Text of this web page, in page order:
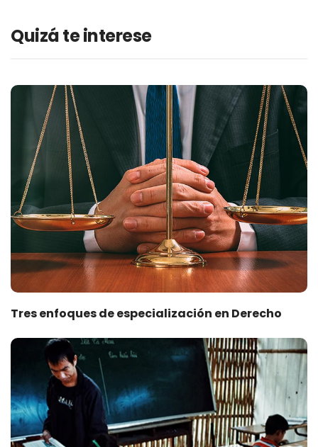
Quizá te interese
Tres enfoques de especialización en Derecho